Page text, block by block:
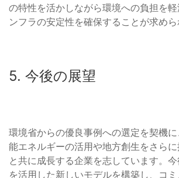
の特性を活かしながら環境への負担を
ンフラの安定性を確保することが求めら
5. 今後の展望
環境省からの優良事例への選定を契機
能エネルギーの活用や地方創生をさら
と共に成長する企業を志しています。
を活用した新しいモデルを構築し、コ